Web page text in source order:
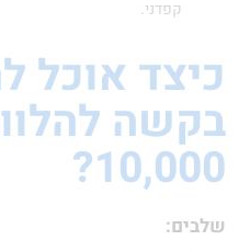
אוכל